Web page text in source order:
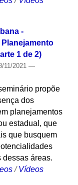
-
1 de 2)
11/2021 —
propõe
dos
planejamentos
estadual, que
que busquem
dessas áreas.
/Vídeos